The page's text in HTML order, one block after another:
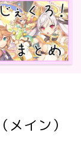
メイン）